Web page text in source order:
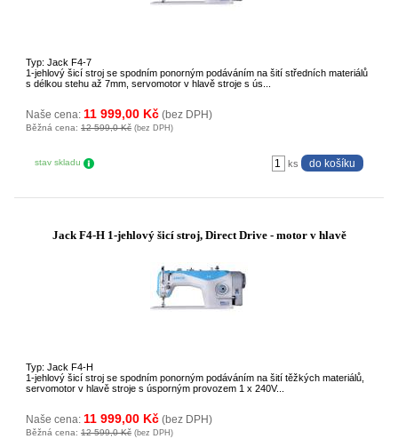
Typ: Jack F4-7
1-jehlový šicí stroj se spodním ponorným podáváním na šití středních materiálů
s délkou stehu až 7mm, servomotor v hlavě stroje s ús...
Naše cena: 11 999,00 Kč (bez DPH)
Běžná cena: 12 599,0 Kč (bez DPH)
stav skladu ks
Jack F4-H 1-jehlový šicí stroj, Direct Drive - motor v hlavě
Typ: Jack F4-H
1-jehlový šicí stroj se spodním ponorným podáváním na šití těžkých materiálů,
servomotor v hlavě stroje s úsporným provozem 1 x 240V...
Naše cena: 11 999,00 Kč (bez DPH)
Běžná cena: 12 599,0 Kč (bez DPH)